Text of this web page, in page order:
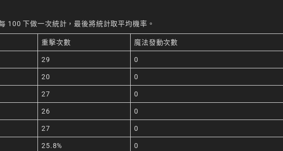
100 下做一次統計，最後將統計取平均機率。
重擊次數 魔法發動次數
29 0
20 0
27 0
26 0
27 0
25.8% 0